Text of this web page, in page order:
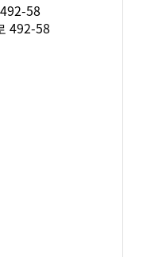
58
492-58